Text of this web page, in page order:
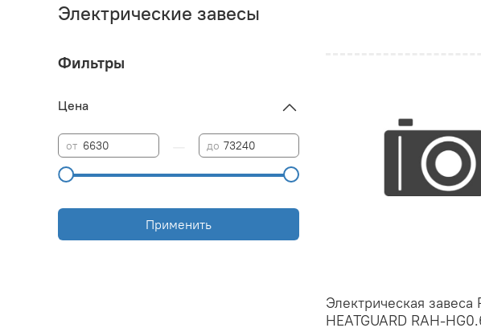
Электрические завесы
Электрическая завеса
HEATGUARD RAH-
Фильтры
Цена
от до
Применить